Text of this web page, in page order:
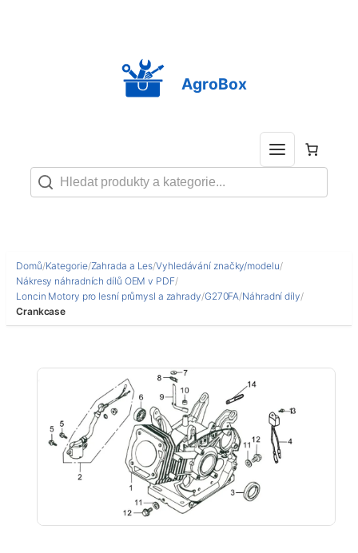
AgroBox
Domů/Kategorie/Zahrada a Les/Vyhledávání značky/modelu/
Nákresy náhradních dílů OEM v PDF/
Loncin Motory pro lesní průmysl a zahrady/G270FA/Náhradní díly/
Crankcase